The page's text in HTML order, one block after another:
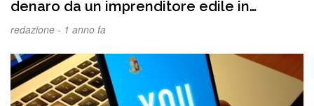
denaro da un imprenditore edile in
cambio di “protezione”. I NOMI
redazione - 1 anno fa